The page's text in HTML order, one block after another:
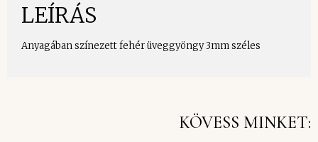
LEÍRÁS
Anyagában színezett fehér üveggyöngy 3mm széles
KÖVESS MINKET: